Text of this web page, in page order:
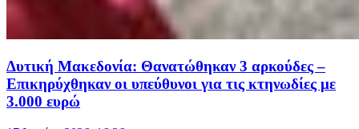
Δυτική Μακεδονία: Θανατώθηκαν 3 αρκούδες –
Επικηρύχθηκαν οι υπεύθυνοι για τις κτηνωδίες με
3.000 ευρώ